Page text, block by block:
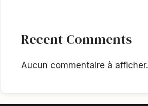
Recent Comments
Aucun commentaire à afficher.